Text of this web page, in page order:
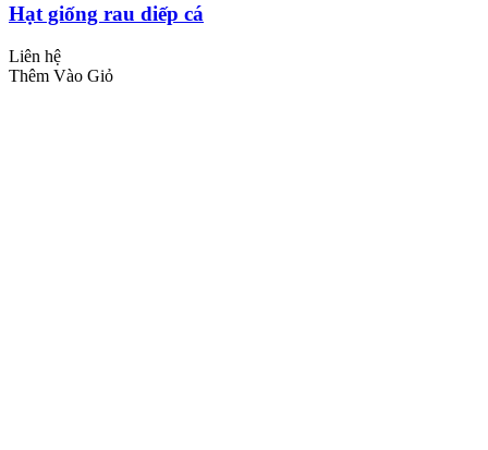
Hạt giống rau diếp cá
Liên hệ
Thêm Vào Giỏ